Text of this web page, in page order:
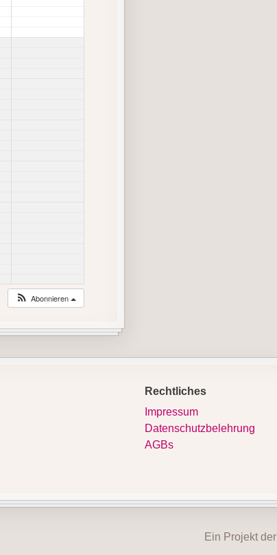
Abonnieren
Rechtliches
Impressum
Datenschutzbelehrung
AGBs
Ein Projekt der